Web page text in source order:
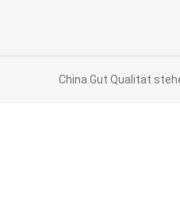
China Gut Qualität